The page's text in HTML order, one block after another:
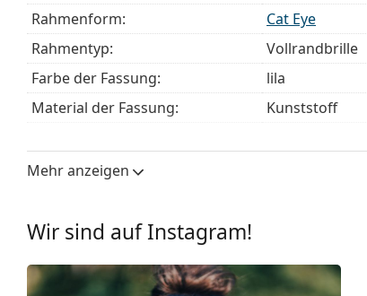
Rahmenform:
Cat Eye
Rahmentyp:
Vollrandbrille
Farbe der Fassung:
lila
Material der Fassung:
Kunststoff
Brillenbreite:
Stegbreite:
Verstellbare Nasenpads:
Nein
Mehr anzeigen
Wir sind auf Instagram!